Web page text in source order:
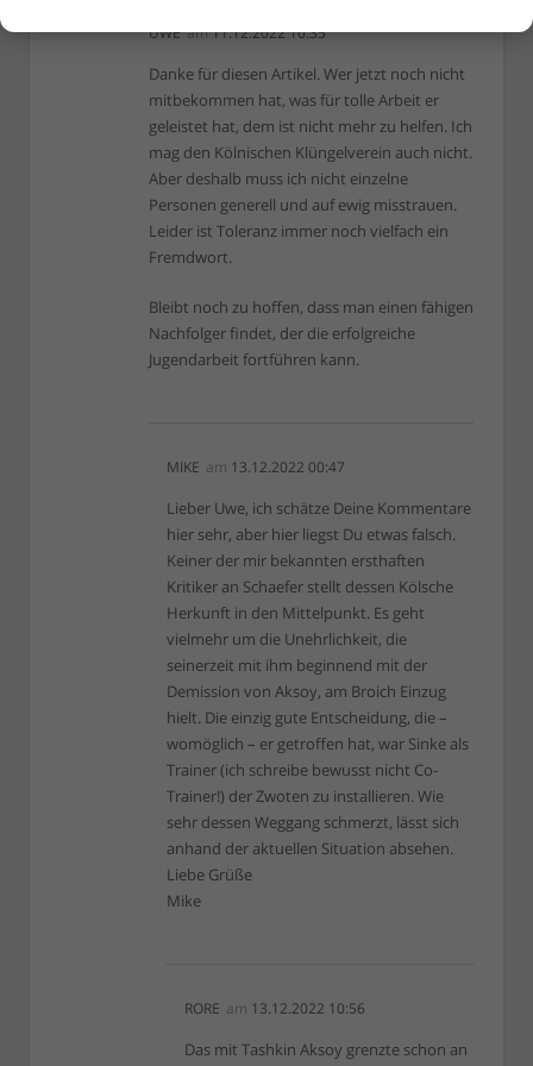
UWEam11.12.2022 10:35
Danke für diesen Artikel. Wer jetzt noch nicht
mitbekommen hat, was für tolle Arbeit er
geleistet hat, dem ist nicht mehr zu helfen. Ich
mag den Kölnischen Klüngelverein auch nicht.
Aber deshalb muss ich nicht einzelne
Personen generell und auf ewig misstrauen.
Leider ist Toleranz immer noch vielfach ein
Fremdwort.
Bleibt noch zu hoffen, dass man einen fähigen
Nachfolger findet, der die erfolgreiche
Jugendarbeit fortführen kann.
MIKE am 13.12.2022 00:47
Lieber Uwe, ich schätze Deine Kommentare
hier sehr, aber hier liegst Du etwas falsch.
Keiner der mir bekannten ersthaften
Kritiker an Schaefer stellt dessen Kölsche
Herkunft in den Mittelpunkt. Es geht
vielmehr um die Unehrlichkeit, die
seinerzeit mit ihm beginnend mit der
Demission von Aksoy, am Broich Einzug
hielt. Die einzig gute Entscheidung, die –
womöglich – er getroffen hat, war Sinke als
Trainer (ich schreibe bewusst nicht Co-
Trainer!) der Zwoten zu installieren. Wie
sehr dessen Weggang schmerzt, lässt sich
anhand der aktuellen Situation absehen.
Liebe Grüße
Mike
RORE am 13.12.2022 10:56
Das mit Tashkin Aksoy grenzte schon an